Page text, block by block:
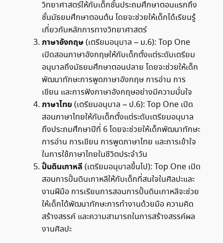
วิทยาศาสตร์ให้กับเด็กชั้นประถมศึกษาตอนแรกถึง
ชั้นมัธยมศึกษาตอนต้น โดยจะช่วยให้เด็กได้เรียนรู้
เกี่ยวกับหลักการทางวิทยาศาสตร์
ภาษาอังกฤษ(เตรียมอนุบาล – ม.6): Top One
เปิดสอนภาษาอังกฤษให้กับเด็กตั้งแต่ระดับเตรียม
อนุบาลถึงมัธยมศึกษาตอนปลาย โดยจะช่วยให้เด็ก
พัฒนาทักษะการพูดภาษาอังกฤษ การอ่าน การ
เขียน และการฟังภาษาอังกฤษอย่างมีความมั่นใจ
ภาษาไทย (เตรียมอนุบาล – ป.6): Top One เปิด
สอนภาษาไทยให้กับเด็กตั้งแต่ระดับเตรียมอนุบาล
ถึงประถมศึกษาปีที่ 6 โดยจะช่วยให้เด็กพัฒนาทักษะ
การอ่าน การเขียน การพูดภาษาไทย และการเข้าใจ
ในการใช้ภาษาไทยในชีวิตประจำวัน
ปั้นดินเกาหลี (เตรียมอนุบาลขึ้นไป): Top One เปิด
สอนการปั้นดินเกาหลีให้กับเด็กที่สนใจในศิลปะและ
งานฝีมือ การเรียนการสอนการปั้นดินเกาหลีจะช่วย
ให้เด็กได้พัฒนาทักษะการทำงานด้วยมือ ความคิด
สร้างสรรค์ และความสามารถในการสร้างสรรค์ผล
งานศิลปะ